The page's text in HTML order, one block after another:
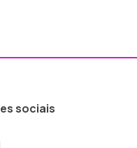
sociais